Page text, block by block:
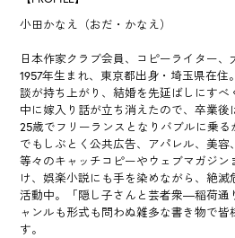
小田かなえ（おだ・かなえ）
日本作家クラブ会員、コピーライター、
1957年生まれ、東京都出身・埼玉県在
談が持ち上がり、結婚を先延ばしにす
中に嫁入り話が立ち消えたので、卒業後
25歳でフリーランスとなりバブルに乗
でもしぶとく公共広告、アパレル、美
等々のキャッチコピーやウェブマガジ
け、娯楽小説にも手を染めながら、絶
活動中。「隠し子さんと芸者衆―稲荷
ャンルも形式も問わぬ雑多な書き物で皆
す。